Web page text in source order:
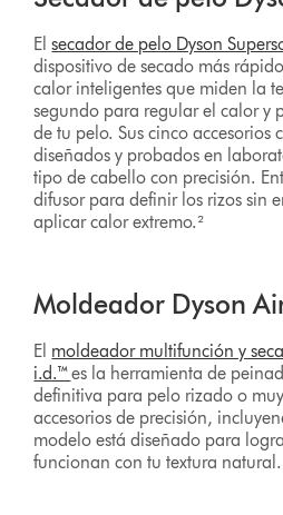
Elsecador de pelo Dyson
dispositivo de secado más
calor inteligentes que miden la
segundo para regular el calor y
de tu pelo. Sus cinco accesorios
diseñados y probados en
tipo de cabello con precisión.
difusor para definir los rizos sin
aplicar calor extremo.²
Moldeador Dyson
El moldeador multifunción y
i.d.™es la herramienta de
definitiva para pelo rizado o
accesorios de precisión,
modelo está diseñado para
funcionan con tu textura natural.